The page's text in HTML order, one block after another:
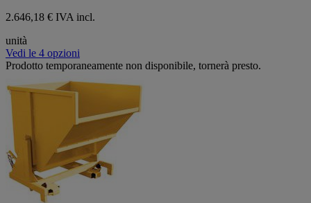
2.646,18 € IVA incl.
unità
Vedi le 4 opzioni
Prodotto temporaneamente non disponibile, tornerà presto.